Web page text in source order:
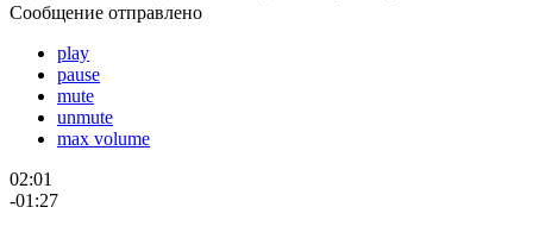
Сообщение отправлено
play
pause
mute
unmute
max volume
02:01
-01:27